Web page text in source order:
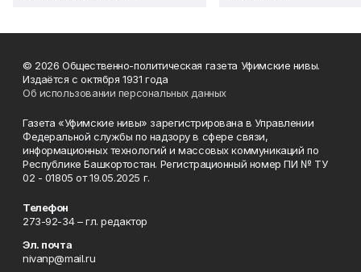
© 2026 Общественно-политическая газета Уфимские нивы.
Издаётся с октября 1931 года
Об использовании персональных данных
Газета «Уфимские нивы» зарегистрирована в Управлении
Федеральной службы по надзору в сфере связи,
информационных технологий и массовых коммуникаций по
Республике Башкортостан. Регистрационный номер ПИ № ТУ
02 - 01805 от 19.05.2025 г.
Телефон
273-92-34 – гл. редактор
Эл. почта
nivanp@mail.ru